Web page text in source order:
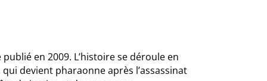
en 2009. L’histoire se déroule en
devient pharaonne après l’assassinat